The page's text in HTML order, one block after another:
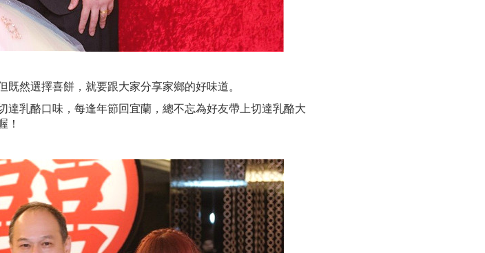
然選擇喜餅，就要跟大家分享家鄉的好味道。
乳酪口味，每逢年節回宜蘭，總不忘為好友帶上切達乳酪大
！